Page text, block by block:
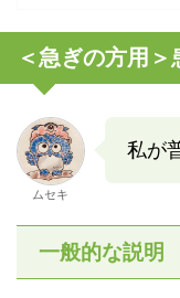
＜急ぎの方用
ムセキ
私が
一般的な説明